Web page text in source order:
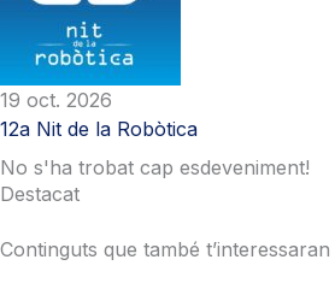
19 oct. 2026
12a Nit de la Robòtica
No s'ha trobat cap esdeveniment!
Destacat
Continguts que també t’interessaran